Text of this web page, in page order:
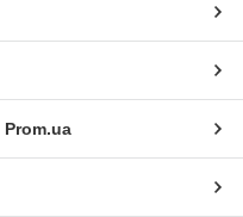
Prom.ua